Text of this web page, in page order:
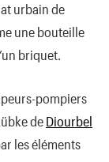
urbain de
une bouteille
briquet.
pompiers
de Diourbel
les éléments